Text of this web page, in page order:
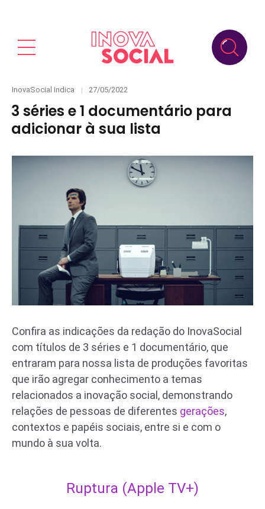
Categories
InovaSocial Indica
Posted
27/05/2022
3 séries e 1 documentário para
adicionar à sua lista
Confira as indicações da redação do InovaSocial
com títulos de 3 séries e 1 documentário, que
entraram para nossa lista de produções favoritas
que irão agregar conhecimento a temas
relacionados a inovação social, demonstrando
relações de pessoas de diferentes gerações,
contextos e papéis sociais, entre si e com o
mundo à sua volta.
Ruptura (Apple TV+)